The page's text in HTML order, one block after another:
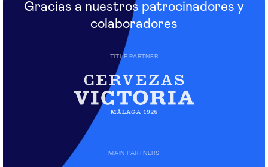
Gracias a nuestros patrocinadores y
colaboradores
TITLE PARTNER
MAIN PARTNERS